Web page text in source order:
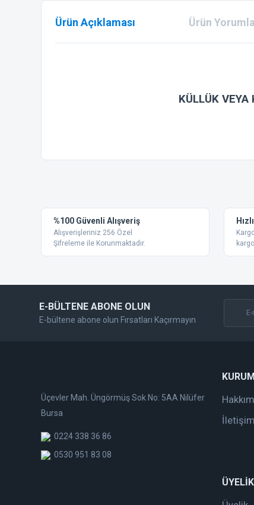
Ürün Açıklaması Ürün
KÜLLÜK VEYA
Ürün resmi kalitesiz, bozuk veya görüntülenemiyor.
Ürün açıklamasında eksik bilgiler bulunuyor.
Ürün bilgilerinde hatalar bulunuyor.
Ürün fiyatı diğer sitelerden daha pahalı.
%100 Güvenli Alışveriş
Alışverişleriniz 256 Özel
Şifreleme ile Korunmaktadır.
E-BÜLTENE ABONE OLUN
E-bültene abone olun Fırsatları Kaçırmayın
Üçevler Mah. Üngörmüş Sok No: 5AA Nilüfer
Bursa
0224 338 36 86
0530 951 83 08
İletişim